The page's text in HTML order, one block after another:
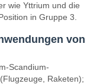
wie Yttrium und die
in Gruppe 3.
von
Scandium-
Raketen);